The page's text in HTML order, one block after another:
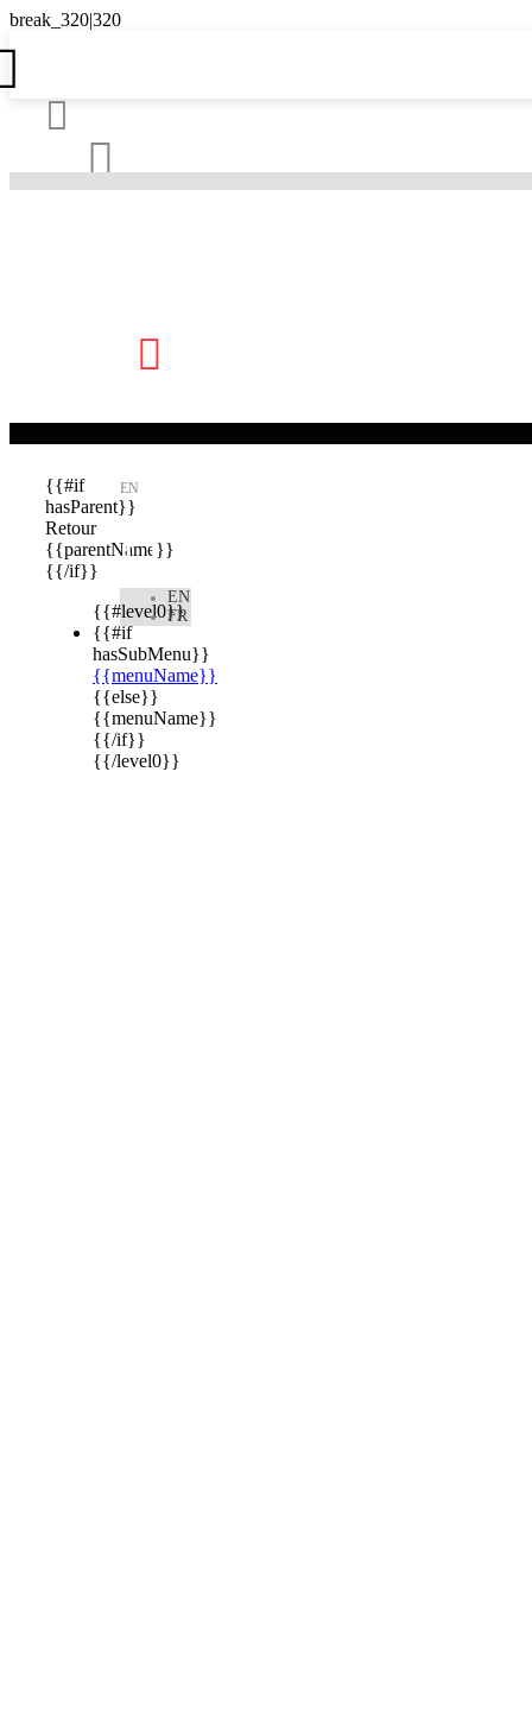




{{#if
hasParent}}
Retour
{{parentName}}
{{/if}}
{{#level0}}
{{#if
hasSubMenu}}
{{menuName}}
{{else}}
{{menuName}}
{{/if}}
{{/level0}}
EN

EN
FR